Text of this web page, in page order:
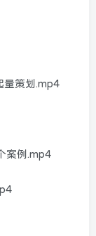
量策划.mp4
案例.mp4